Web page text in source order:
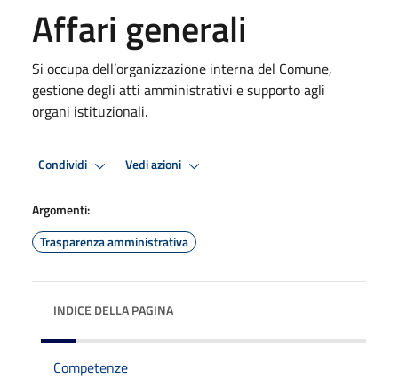
Affari generali
Si occupa dell’organizzazione interna del Comune,
gestione degli atti amministrativi e supporto agli
organi istituzionali.
Condividi Vedi azioni
Argomenti:
Trasparenza amministrativa
INDICE DELLA PAGINA
Competenze